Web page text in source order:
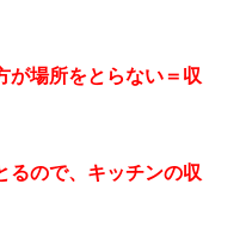
場所をとらない＝収
ので、キッチンの収